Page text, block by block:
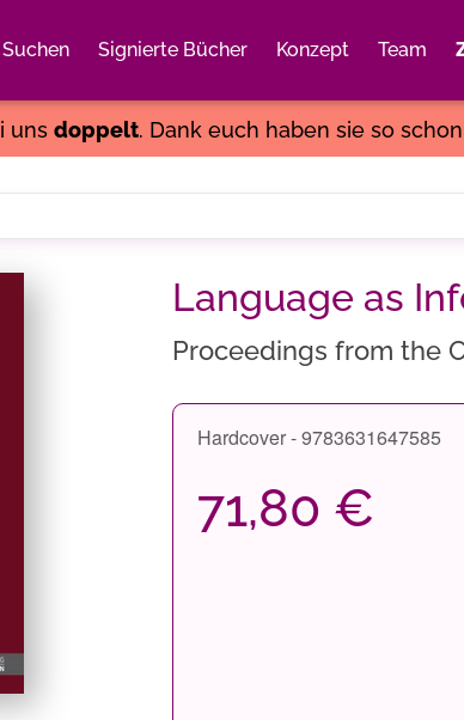
Suchen Signierte Bücher Konzept Team
uns doppelt. Dank euch haben sie so schon
Language as
Proceedings from the
Hardcover - 9783631647585
71,80 €